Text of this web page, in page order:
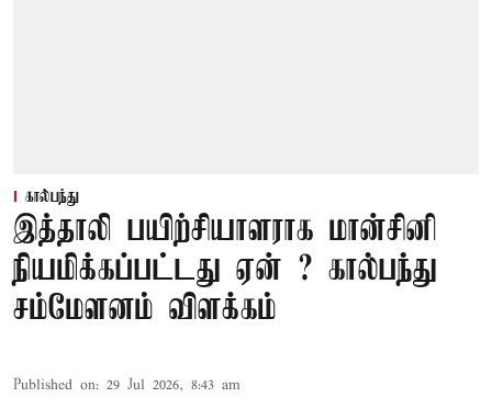
கால்பந்து
இத்தாலி பயிற்சியாளராக மான்சினி
நியமிக்கப்பட்டது ஏன் ? கால்பந்து
சம்மேளனம் விளக்கம்
Published on: 29 Jul 2026, 8:43 am